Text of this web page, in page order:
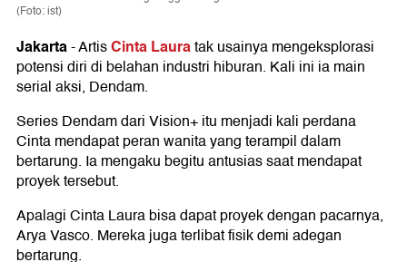
(Foto: ist)
Jakarta-ArtisCinta Lauratak usainya mengeksplorasi
potensi diri di belahan industri hiburan. Kali ini ia main
serial aksi, Dendam.
Series Dendam dari Vision+ itu menjadi kali perdana
Cinta mendapat peran wanita yang terampil dalam
bertarung. Ia mengaku begitu antusias saat mendapat
proyek tersebut.
Apalagi Cinta Laura bisa dapat proyek dengan pacarnya,
Arya Vasco. Mereka juga terlibat fisik demi adegan
bertarung.